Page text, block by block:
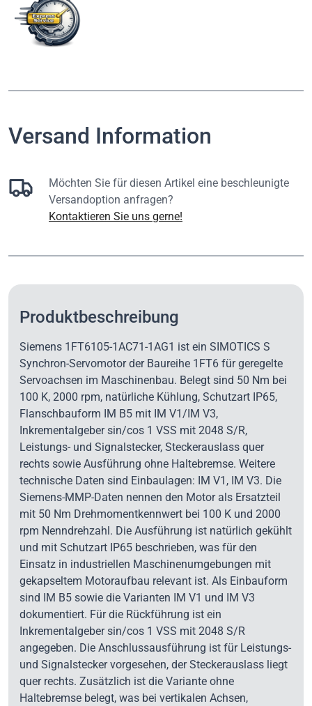
Versand Information
Möchten Sie für diesen Artikel eine beschleunigte
Versandoption anfragen?
Kontaktieren Sie uns gerne!
Produktbeschreibung
Siemens 1FT6105-1AC71-1AG1 ist ein SIMOTICS S
Synchron-Servomotor der Baureihe 1FT6 für geregelte
Servoachsen im Maschinenbau. Belegt sind 50 Nm bei
100 K, 2000 rpm, natürliche Kühlung, Schutzart IP65,
Flanschbauform IM B5 mit IM V1/IM V3,
Inkrementalgeber sin/cos 1 VSS mit 2048 S/R,
Leistungs- und Signalstecker, Steckerauslass quer
rechts sowie Ausführung ohne Haltebremse. Weitere
technische Daten sind Einbaulagen: IM V1, IM V3. Die
Siemens-MMP-Daten nennen den Motor als Ersatzteil
mit 50 Nm Drehmomentkennwert bei 100 K und 2000
rpm Nenndrehzahl. Die Ausführung ist natürlich gekühlt
und mit Schutzart IP65 beschrieben, was für den
Einsatz in industriellen Maschinenumgebungen mit
gekapseltem Motoraufbau relevant ist. Als Einbauform
sind IM B5 sowie die Varianten IM V1 und IM V3
dokumentiert. Für die Rückführung ist ein
Inkrementalgeber sin/cos 1 VSS mit 2048 S/R
angegeben. Die Anschlussausführung ist für Leistungs-
und Signalstecker vorgesehen, der Steckerauslass liegt
quer rechts. Zusätzlich ist die Variante ohne
Haltebremse belegt, was bei vertikalen Achsen,